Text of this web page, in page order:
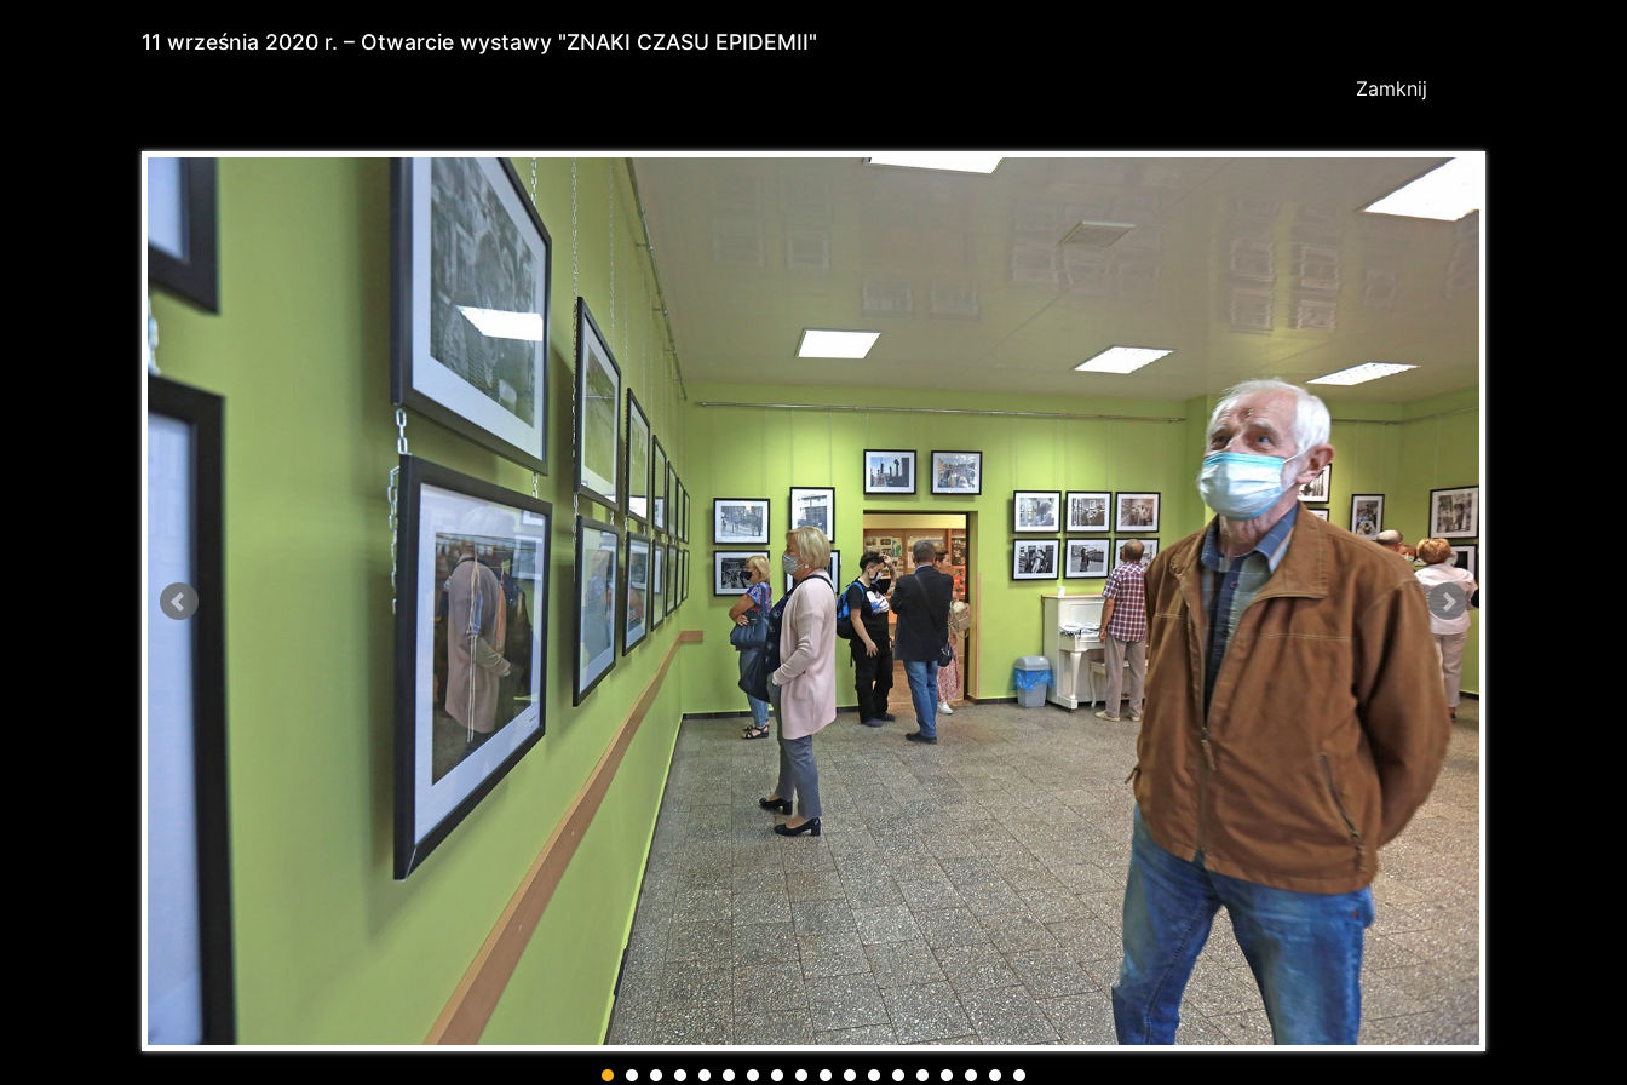
11 września 2020 r. – Otwarcie wystawy "ZNAKI CZASU EPIDEMII"
Zamknij